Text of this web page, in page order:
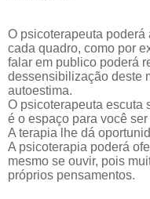
O psicoterapeuta poderá
cada quadro, como por
falar em publico poderá
dessensibilização deste
autoestima.
O psicoterapeuta escuta
é o espaço para você
A terapia lhe dá
A psicoterapia poderá
mesmo se ouvir, pois
próprios pensamentos.